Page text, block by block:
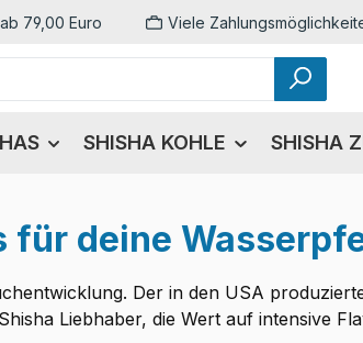
79,00 Euro Viele
SHISHA KOHLE SHISHA
für deine
Der in den USA
Liebhaber, die Wert auf intensive